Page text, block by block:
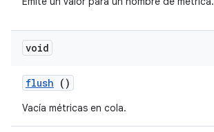
void
flush ()
Vacía métricas en cola.